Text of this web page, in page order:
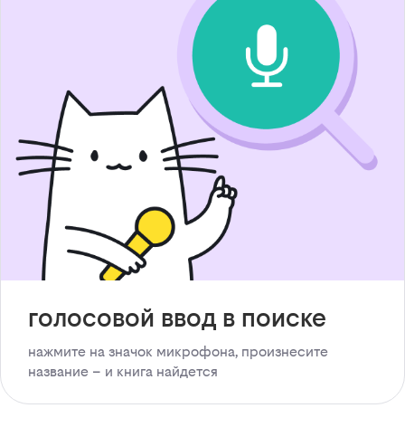
голосовой ввод в поиске
нажмите на значок микрофона, произнесите
название – и книга найдется